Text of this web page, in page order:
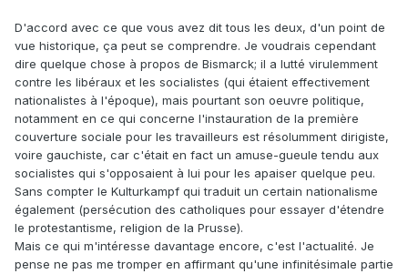
D'accord avec ce que vous avez dit tous les deux, d'un point de
vue historique, ça peut se comprendre. Je voudrais cependant
dire quelque chose à propos de Bismarck; il a lutté virulemment
contre les libéraux et les socialistes (qui étaient effectivement
nationalistes à l'époque), mais pourtant son oeuvre politique,
notamment en ce qui concerne l'instauration de la première
couverture sociale pour les travailleurs est résolumment dirigiste,
voire gauchiste, car c'était en fact un amuse-gueule tendu aux
socialistes qui s'opposaient à lui pour les apaiser quelque peu.
Sans compter le Kulturkampf qui traduit un certain nationalisme
également (persécution des catholiques pour essayer d'étendre
le protestantisme, religion de la Prusse).
Mais ce qui m'intéresse davantage encore, c'est l'actualité. Je
pense ne pas me tromper en affirmant qu'une infinitésimale partie